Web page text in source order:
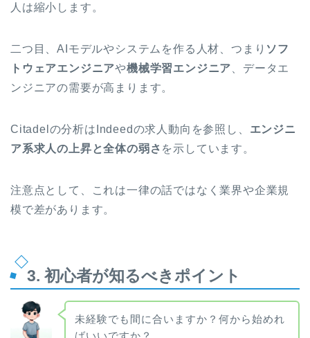
人は縮小します。
二つ目、AIモデルやシステムを作る人材、つまり ソフ
トウェアエンジニアや機械学習エンジニア 、データエ
ンジニアの需要が高まります。
Citadelの分析はIndeedの求人動向を参照し、 エンジニ
ア系求人の上昇と全体の弱さ を示しています。
注意点として、これは一律の話ではなく業界や企業規
模で差があります。
3. 初心者が知るべきポイント
未経験でも間に合いますか？何から始めれ
ばいいですか？